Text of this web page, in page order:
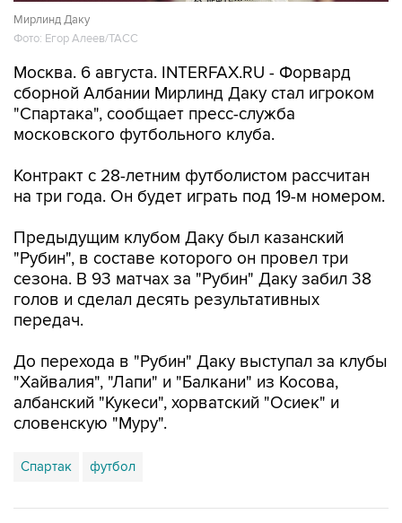
Мирлинд Даку
Фото: Егор Алеев/ТАСС
Москва. 6 августа. INTERFAX.RU - Форвард
сборной Албании Мирлинд Даку стал игроком
"Спартака", сообщает пресс-служба
московского футбольного клуба.
Контракт с 28-летним футболистом рассчитан
на три года. Он будет играть под 19-м номером.
Предыдущим клубом Даку был казанский
"Рубин", в составе которого он провел три
сезона. В 93 матчах за "Рубин" Даку забил 38
голов и сделал десять результативных
передач.
До перехода в "Рубин" Даку выступал за клубы
"Хайвалия", "Лапи" и "Балкани" из Косова,
албанский "Кукеси", хорватский "Осиек" и
словенскую "Муру".
Спартак футбол